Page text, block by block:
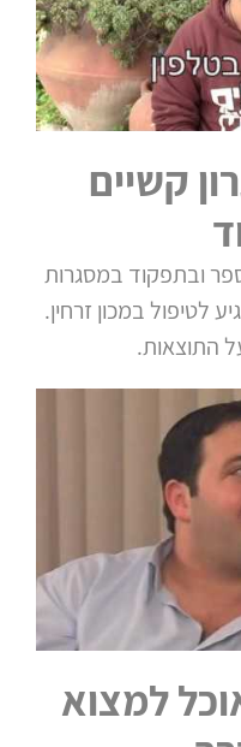
קשיים
ובתפקוד במסגרות
וחצי הוא הגיע לטיפול במכון זרחין.
התוצאות.
למצוא